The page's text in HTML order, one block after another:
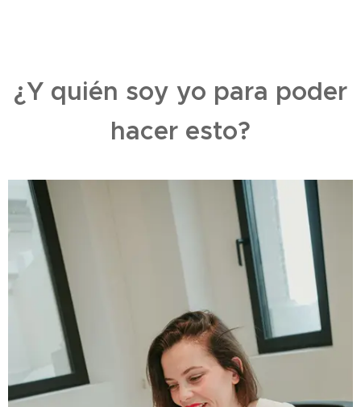
¿Y quién soy yo para poder
hacer esto?